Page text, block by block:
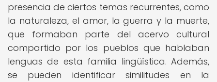
presencia de ciertos temas recurrentes, como
la naturaleza, el amor, la guerra y la muerte,
que formaban parte del acervo cultural
compartido por los pueblos que hablaban
lenguas de esta familia lingüística. Además,
se pueden identificar similitudes en la